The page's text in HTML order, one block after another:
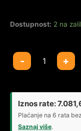
Dostupnost: 2 na
-
Kućište
Gigabyte
količina
+
Iznos rate:
Plaćanje na 6 rata
Saznaj više.